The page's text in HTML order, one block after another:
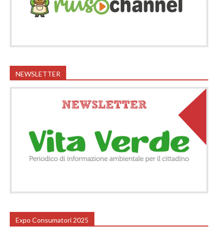
NEWSLETTER
Expo Consumatori 2025